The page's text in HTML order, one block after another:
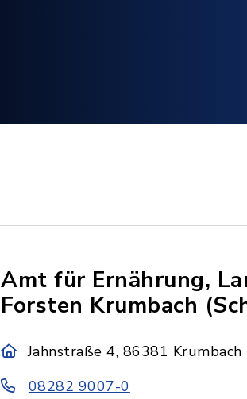
Amt für Ernährung,
Forsten Krumbach
Jahnstraße 4, 86381 Krumbach
08282 9007-0